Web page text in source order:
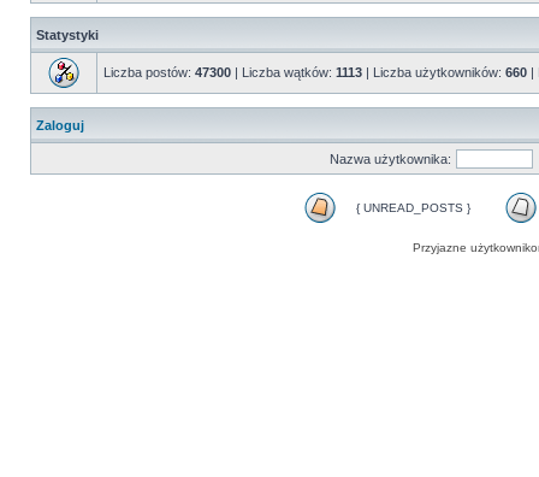
Statystyki
Liczba postów: 47300 | Liczba wątków: 1113 | Liczba użytkowników: 660 |
Zaloguj
Nazwa użytkownika:
{ UNREAD_POSTS }
Przyjazne